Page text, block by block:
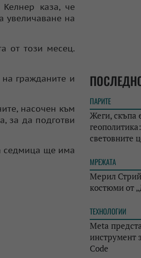
каза, че
увеличаване на
от този месец.
гражданите и
насочен към
за да подготви
седмица ще има
ПАРИТЕ
Жеги, скъпа
световните
МРЕЖАТА
Мерил
костюми от
ТЕХНОЛОГИИ
Meta
инструмент
Code